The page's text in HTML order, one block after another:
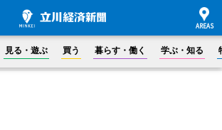
見る・遊ぶ 買う 暮らす・働く 学ぶ・知る